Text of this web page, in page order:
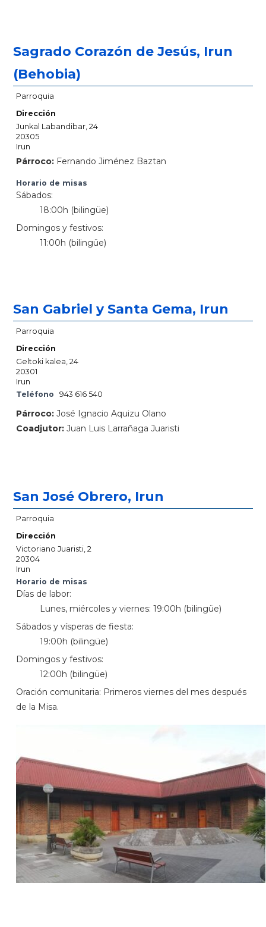
Sagrado Corazón de Jesús, Irun
(Behobia)
Parroquia
Dirección
Junkal Labandibar, 24
20305
Irun
Párroco: Fernando Jiménez Baztan
Horario de misas
Sábados:
18:00h (bilingüe)
Domingos y festivos:
11:00h (bilingüe)
San Gabriel y Santa Gema, Irun
Parroquia
Dirección
Geltoki kalea, 24
20301
Irun
Teléfono
943 616 540
Párroco: José Ignacio Aquizu Olano
Coadjutor: Juan Luis Larrañaga Juaristi
San José Obrero, Irun
Parroquia
Dirección
Victoriano Juaristi, 2
20304
Irun
Horario de misas
Días de labor:
Lunes, miércoles y viernes: 19:00h (bilingüe)
Sábados y vísperas de fiesta:
19:00h (bilingüe)
Domingos y festivos:
12:00h (bilingüe)
Oración comunitaria: Primeros viernes del mes después
de la Misa.